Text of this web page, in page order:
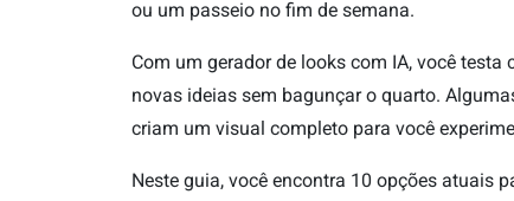
ou um passeio no fim de semana.
Com um gerador de looks com IA, você
novas ideias sem bagunçar o quarto.
criam um visual completo para você
Neste guia, você encontra 10 opções atuais